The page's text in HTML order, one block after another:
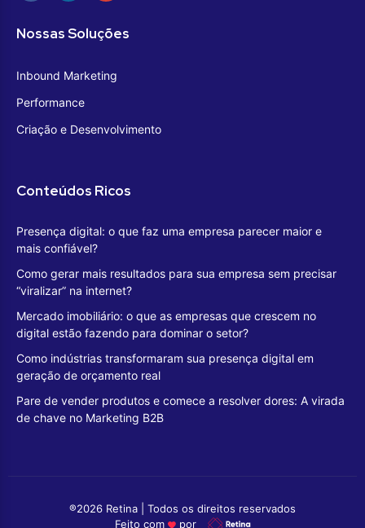
Nossas Soluções
Inbound Marketing
Performance
Criação e Desenvolvimento
Conteúdos Ricos
Presença digital: o que faz uma empresa parecer maior e
mais confiável?
Como gerar mais resultados para sua empresa sem precisar
“viralizar” na internet?
Mercado imobiliário: o que as empresas que crescem no
digital estão fazendo para dominar o setor?
Como indústrias transformaram sua presença digital em
geração de orçamento real
Pare de vender produtos e comece a resolver dores: A virada
de chave no Marketing B2B
®2026 Retina | Todos os direitos reservados
Feito com
por